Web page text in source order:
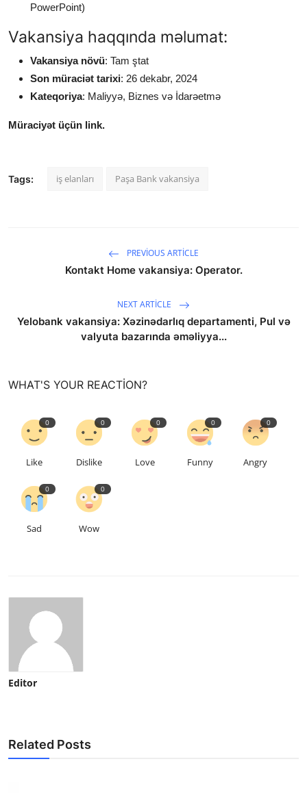
PowerPoint)
Vakansiya haqqında məlumat:
Vakansiya növü: Tam ştat
Son müraciət tarixi: 26 dekabr, 2024
Kateqoriya: Maliyyə, Biznes və İdarəetmə
Müraciyət üçün link.
Tags: iş elanları Paşa Bank vakansiya
PREVIOUS ARTICLE
Kontakt Home vakansiya: Operator.
NEXT ARTICLE
Yelobank vakansiya: Xəzinədarlıq departamenti, Pul və
valyuta bazarında əməliyya...
WHAT'S YOUR REACTION?
0
Like
0
Dislike
0
Love
0
Funny
0
Angry
0
Sad
0
Wow
Editor
Related Posts